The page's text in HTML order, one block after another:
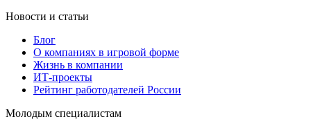
Новости и статьи
Блог
О компаниях в игровой форме
Жизнь в компании
ИТ-проекты
Рейтинг работодателей России
Молодым специалистам